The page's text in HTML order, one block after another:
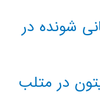
شونده در
در متلب